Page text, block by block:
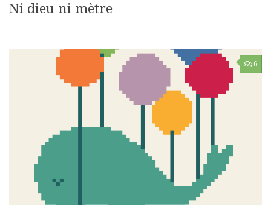
Ni dieu ni mètre
6